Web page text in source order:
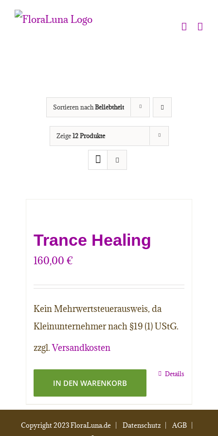
Zum
Sortieren nachBeliebtheit
Zeige12 Produkte
Trance Healing
160,00€
Kein Mehrwertsteuerausweis, da
Kleinunternehmer nach §19 (1) UStG.
zzgl.Versandkosten
IN DEN WARENKORB
Details
Copyright 2023 FloraLuna.de | Datenschutz|AGB|